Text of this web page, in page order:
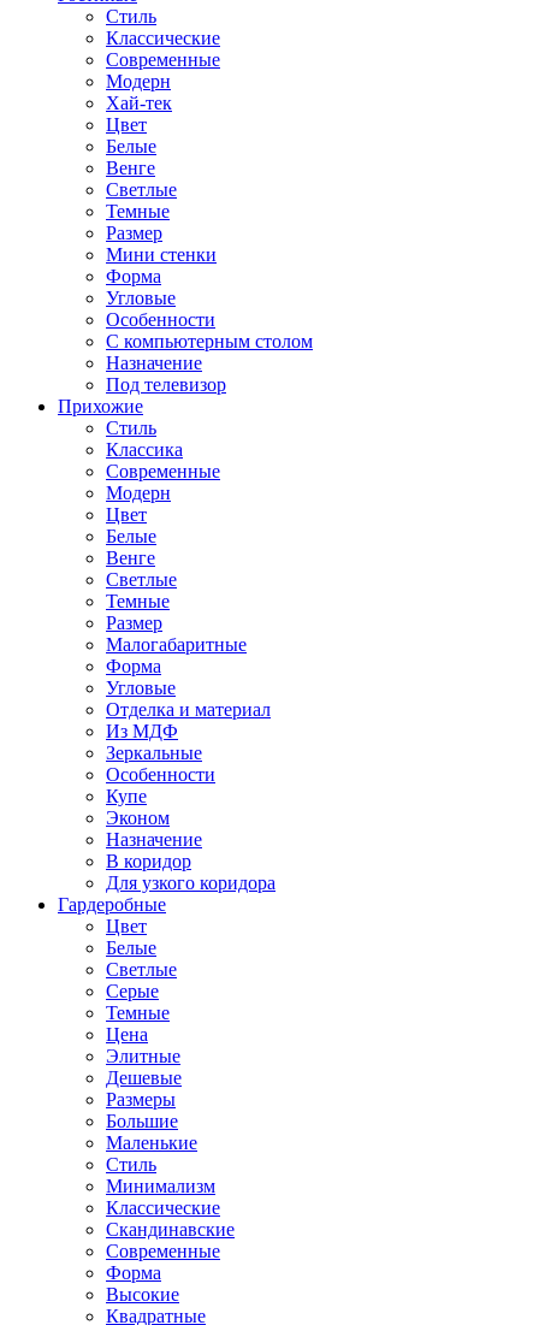
Стиль
Классические
Современные
Модерн
Хай-тек
Цвет
Белые
Венге
Светлые
Темные
Размер
Мини стенки
Форма
Угловые
Особенности
С компьютерным столом
Назначение
Под телевизор
Прихожие
Стиль
Классика
Современные
Модерн
Цвет
Белые
Венге
Светлые
Темные
Размер
Малогабаритные
Форма
Угловые
Отделка и материал
Из МДФ
Зеркальные
Особенности
Купе
Эконом
Назначение
В коридор
Для узкого коридора
Гардеробные
Цвет
Белые
Светлые
Серые
Темные
Цена
Элитные
Дешевые
Размеры
Большие
Маленькие
Стиль
Минимализм
Классические
Скандинавские
Современные
Форма
Высокие
Квадратные